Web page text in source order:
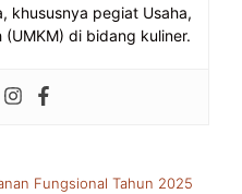
khususnya pegiat Usaha,
di bidang kuliner.
Fungsional Tahun 2025